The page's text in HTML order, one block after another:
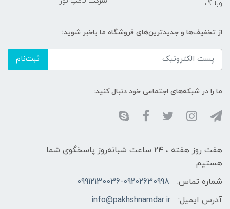
وبلاگ
از تخفیف‌ها و جدیدترین‌های فروشگاه ما باخبر شوید:
ثبت‌نام
ما را در شبکه‌های اجتماعی خود دنبال کنید:
هفت روز هفته ، ۲۴ ساعت شبانه‌روز پاسخگوی شما
هستیم
شماره تماس:
09912130036-09202630998
آدرس ایمیل:
info@pakhshnamdar.ir